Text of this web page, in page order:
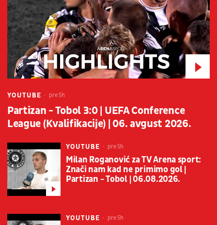
YOUTUBE pre 5h
Partizan - Tobol 3:0 | UEFA Conference
League (Kvalifikacije) | 06. avgust 2026.
YOUTUBE pre 5h
Milan Roganović za TV Arena sport:
Znači nam kad ne primimo gol |
Partizan - Tobol | 06.08.2026.
YOUTUBE pre 5h